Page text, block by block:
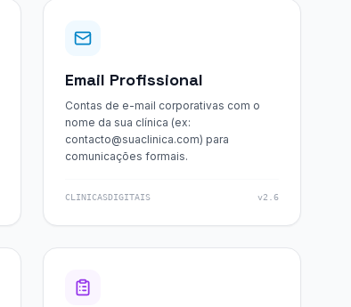
Email Profissional
Contas de e-mail corporativas com o
nome da sua clínica (ex:
contacto@suaclinica.com) para
comunicações formais.
CLINICASDIGITAIS v2.6